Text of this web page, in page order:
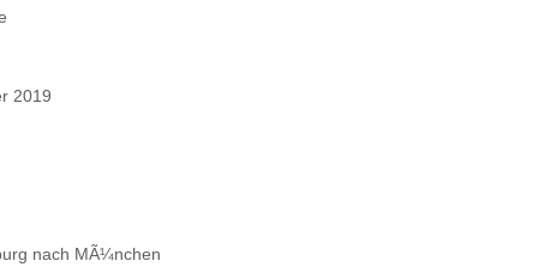
2019
nach MÃ¼nchen